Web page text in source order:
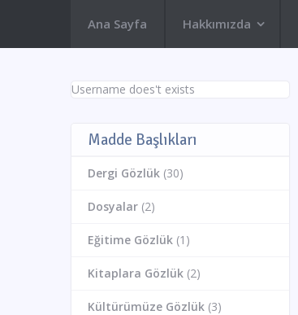
Ana Sayfa Hakkımızda
Username does't exists
Madde Başlıkları
Dergi Gözlük (30)
Dosyalar (2)
Eğitime Gözlük (1)
Kitaplara Gözlük (2)
Kültürümüze Gözlük (3)